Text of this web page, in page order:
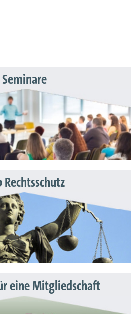
Seminare
Rechtsschutz
eine Mitgliedschaft